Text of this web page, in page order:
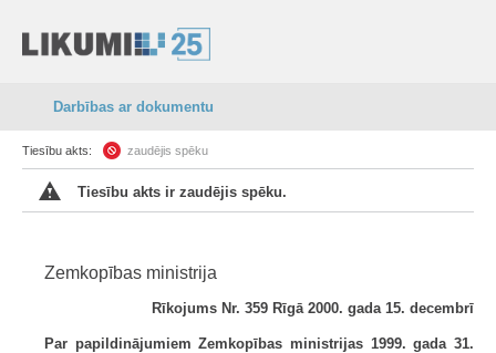
Darbības ar dokumentu
Tiesību akts: zaudējis spēku
Tiesību akts ir zaudējis spēku.
Zemkopības ministrija
Rīkojums Nr. 359 Rīgā 2000. gada 15. decembrī
Par papildinājumiem Zemkopības ministrijas 1999. gada 31.